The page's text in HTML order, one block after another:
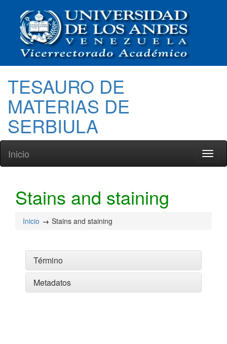
TESAURO DE
MATERIAS DE
SERBIULA
Inicio
Stains and staining
Inicio Stains and staining
Término
Metadatos